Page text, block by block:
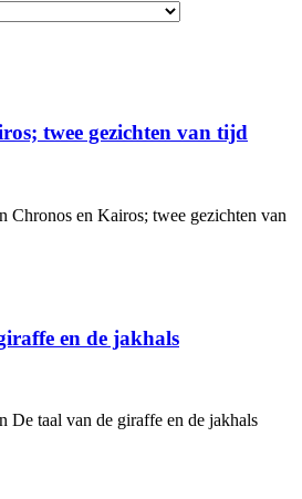
twee gezichten van tijd
Chronos en Kairos; twee gezichten van
en de jakhals
De taal van de giraffe en de jakhals